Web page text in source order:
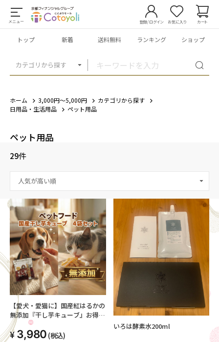
メニュー
カテゴリから探す
登録/ログイン お気に入り カート
トップ 新着 送料無料 ランキング ショップ
ホーム 3,000円～5,000円
カテゴリから探す
日用品・生活用品
ペット用品
ペット用品
29件
【愛犬・愛猫に】国産紅はるかの
無添加『干し芋キューブ』お得な
120g×4袋セット
3,980 (税込)
いろは酵素水200ml